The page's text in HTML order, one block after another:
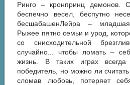
Ринго – кронпринц демонов.
беспечно весел, беспутно
бесшабашенЛейра – младшая
Рыжее пятно семьи и урод,
со снисходительной
случайно... чтобы ломать –
жизнь. В таких играх
победитель, но можно ли
сломав любовь, потеряет